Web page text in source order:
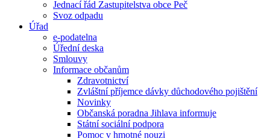
Jednací řád Zastupitelstva obce Peč
Svoz odpadu
Úřad
e-podatelna
Úřední deska
Smlouvy
Informace občanům
Zdravotnictví
Zvláštní příjemce dávky důchodového pojištění
Novinky
Občanská poradna Jihlava informuje
Státní sociální podpora
Pomoc v hmotné nouzi